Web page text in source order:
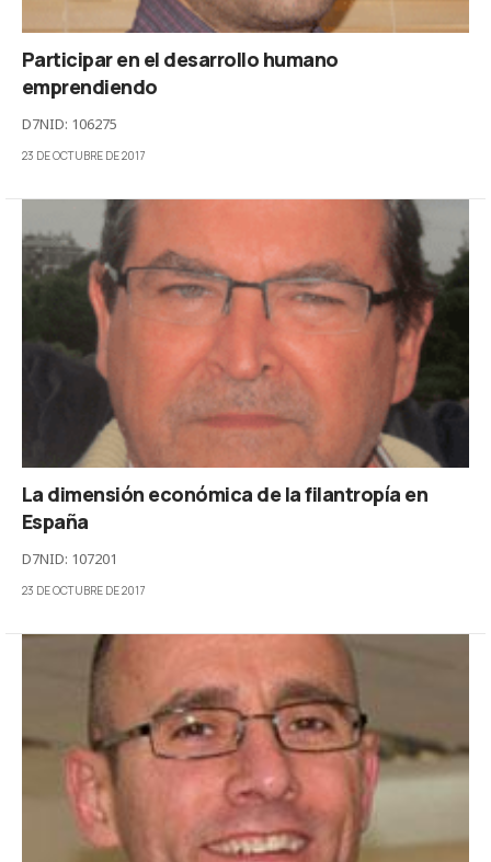
Participar en el desarrollo humano
emprendiendo
D7NID: 106275
23 DE OCTUBRE DE 2017
La dimensión económica de la filantropía en
España
D7NID: 107201
23 DE OCTUBRE DE 2017